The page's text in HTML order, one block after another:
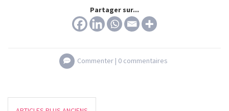
Partager sur...
Commenter | 0 commentaires